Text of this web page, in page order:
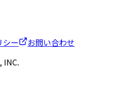
シー
お問い合わせ
INC.